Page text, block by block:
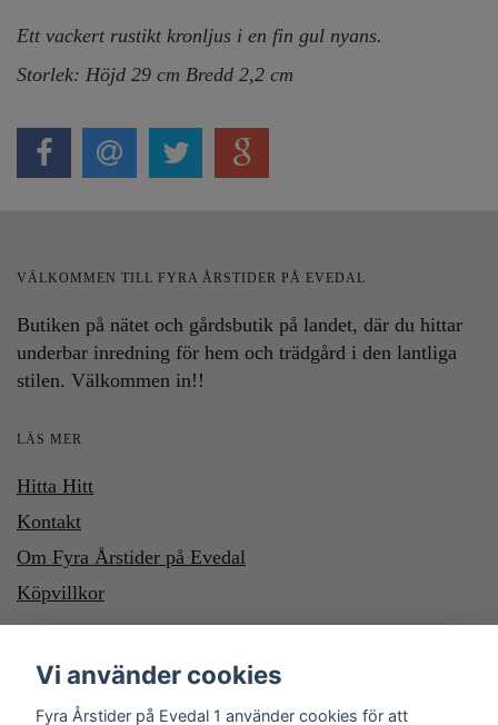
Ett vackert rustikt kronljus i en fin gul nyans.
Storlek: Höjd 29 cm Bredd 2,2 cm
VÄLKOMMEN TILL FYRA ÅRSTIDER PÅ EVEDAL
Butiken på nätet och gårdsbutik på landet, där du hittar
underbar inredning för hem och trädgård i den lantliga
stilen. Välkommen in!!
LÄS MER
Hitta Hitt
Kontakt
Om Fyra Årstider på Evedal
Köpvillkor
BETALA MED SWISH, SWISHA DU TILL NUMMER 1232700987
Vi använder cookies
Fyra Årstider på Evedal 1 använder cookies för att